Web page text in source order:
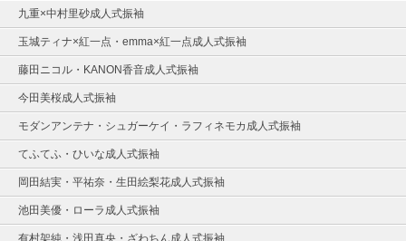
九重×中村里砂成人式振袖
玉城ティナ×紅一点・emma×紅一点成人式振袖
藤田ニコル・KANON香音成人式振袖
今田美桜成人式振袖
モダンアンテナ・シュガーケイ・ラフィネモカ成人式振袖
てふてふ・ひいな成人式振袖
岡田結実・平祐奈・生田絵梨花成人式振袖
池田美優・ローラ成人式振袖